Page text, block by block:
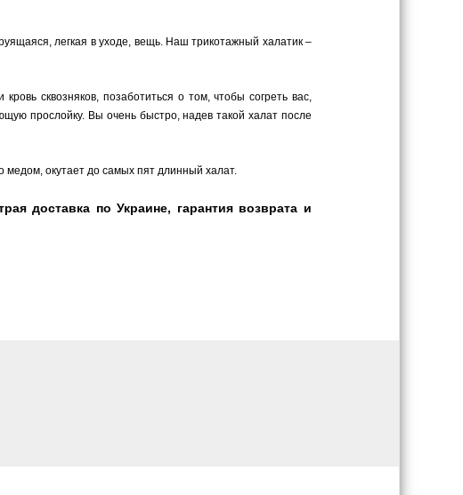
легкая в уходе, вещь. Наш трикотажный халатик –
сквозняков, позаботиться о том, чтобы согреть вас,
прослойку. Вы очень быстро, надев такой халат после
медом, окутает до самых пят длинный халат.
доставка по Украине, гарантия возврата и